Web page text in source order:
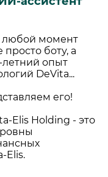
любой момент
боту, а
летний опыт
DeVita...
его!
Elis Holding - это
Elis.